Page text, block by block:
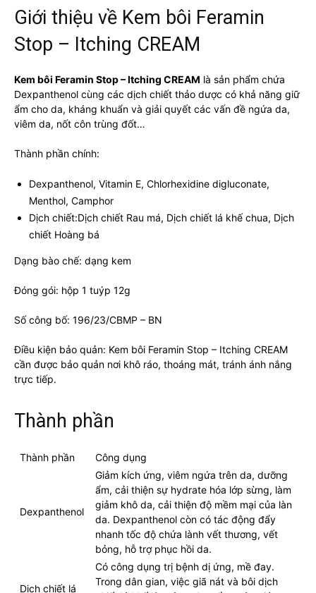
Giới thiệu về Kem bôi Feramin
Stop – Itching CREAM
Kem bôi Feramin Stop – Itching CREAM là sản phẩm chứa
Dexpanthenol cùng các dịch chiết thảo dược có khả năng giữ
ẩm cho da, kháng khuẩn và giải quyết các vấn đề ngứa da,
viêm da, nốt côn trùng đốt…
Thành phần chính:
Dexpanthenol, Vitamin E, Chlorhexidine digluconate,
Menthol, Camphor
Dịch chiết:Dịch chiết Rau má, Dịch chiết lá khế chua, Dịch
chiết Hoàng bá
Dạng bào chế: dạng kem
Đóng gói: hộp 1 tuýp 12g
Số công bố: 196/23/CBMP – BN
Điều kiện bảo quản: Kem bôi Feramin Stop – Itching CREAM
cần được bảo quản nơi khô ráo, thoáng mát, tránh ánh nắng
trực tiếp.
Thành phần
Thành phần Công dụng
Dexpanthenol
Giảm kích ứng, viêm ngứa trên da, dưỡng
ẩm, cải thiện sự hydrate hóa lớp sừng, làm
giảm khô da, cải thiện độ mềm mại của làn
da. Dexpanthenol còn có tác động đẩy
nhanh tốc độ chứa lành vết thương, vết
bỏng, hỗ trợ phục hồi da.
Dịch chiết lá
Có công dụng trị bệnh dị ứng, mề đay.
Trong dân gian, việc giã nát và bôi dịch